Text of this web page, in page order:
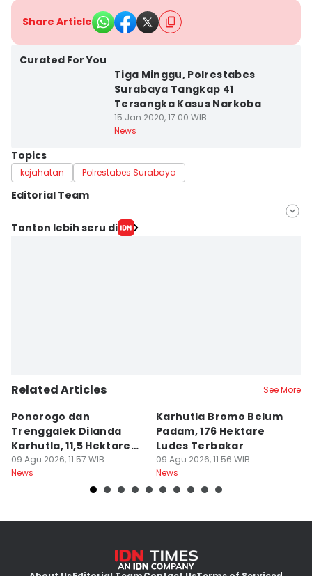
Share Article
Curated For You
Tiga Minggu, Polrestabes
Surabaya Tangkap 41
Tersangka Kasus Narkoba
15 Jan 2020, 17:00 WIB
News
Topics
kejahatan Polrestabes Surabaya
Editorial Team
Editor
Tonton lebih seru di
Related Articles See More
Ponorogo dan
Trenggalek Dilanda
Karhutla, 11,5 Hektare
Terbakar
09 Agu 2026, 11:57 WIB
News
Karhutla Bromo Belum
Padam, 176 Hektare
Ludes Terbakar
09 Agu 2026, 11:56 WIB
News